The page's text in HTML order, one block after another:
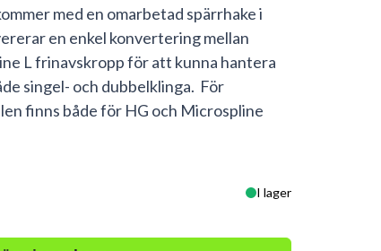
med en omarbetad spärrhake i
en enkel konvertering mellan
L frinavskropp för att kunna hantera
singel- och dubbelklinga. För
finns både för HG och Microspline
I lager